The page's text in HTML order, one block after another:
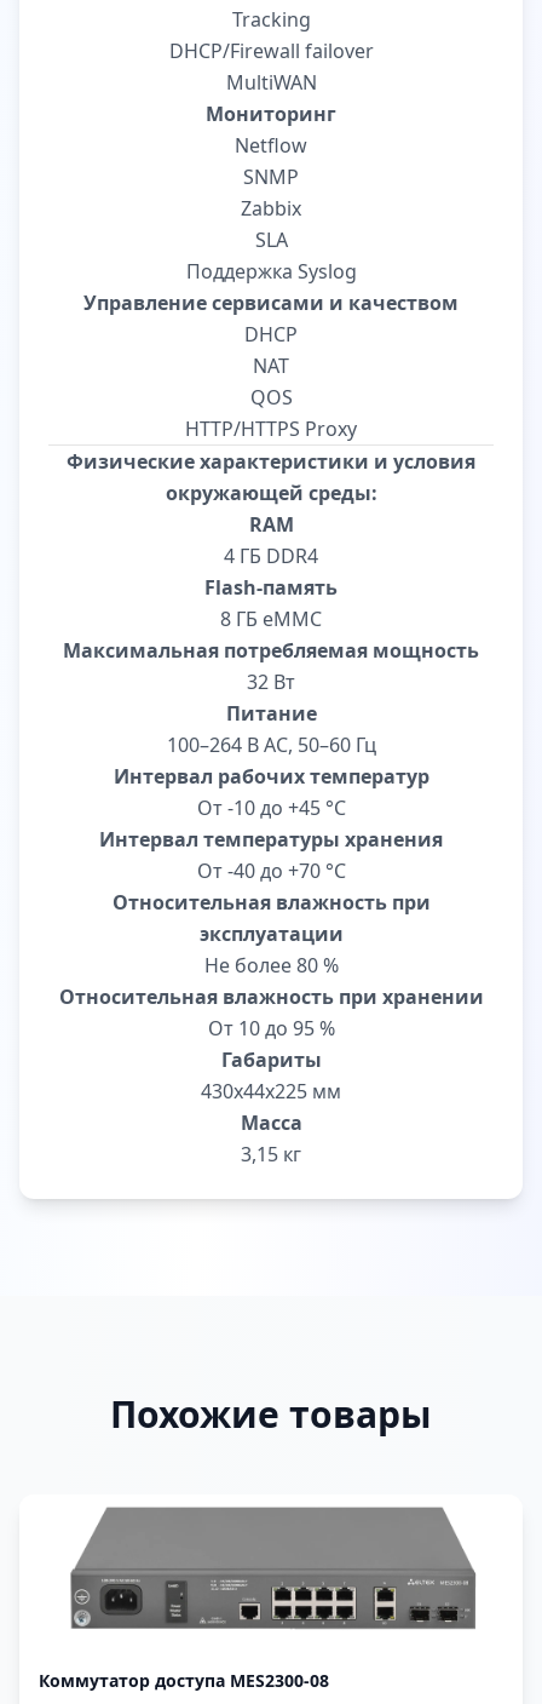
Tracking
DHCP/Firewall failover
MultiWAN
Мониторинг
Netflow
SNMP
Zabbix
SLA
Поддержка Syslog
Управление сервисами и качеством
DHCP
NAT
QOS
HTTP/HTTPS Proxy
Физические характеристики и условия
окружающей среды:
RAM
4 ГБ DDR4
Flash-память
8 ГБ eMMC
Максимальная потребляемая мощность
32 Вт
Питание
100–264 В AC, 50–60 Гц
Интервал рабочих температур
От -10 до +45 °С
Интервал температуры хранения
От -40 до +70 °С
Относительная влажность при
эксплуатации
Не более 80 %
Относительная влажность при хранении
От 10 до 95 %
Габариты
430х44х225 мм
Масса
3,15 кг
Похожие товары
Коммутатор доступа MES2300-08